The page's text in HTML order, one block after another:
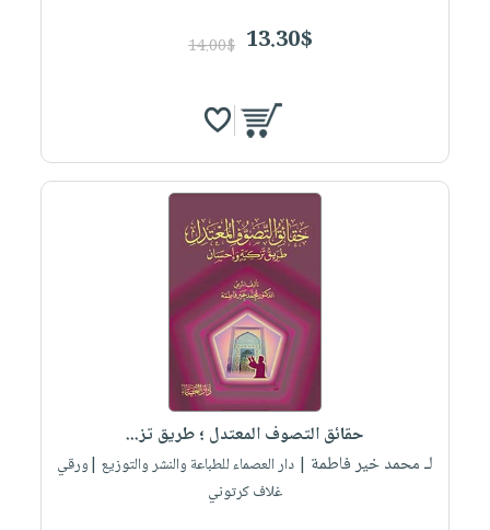
13.30$
14.00$
حقائق التصوف المعتدل ؛ طريق تز...
لـ محمد خير فاطمة | دار العصماء للطباعة والنشر والتوزيع |ورقي
غلاف كرتوني